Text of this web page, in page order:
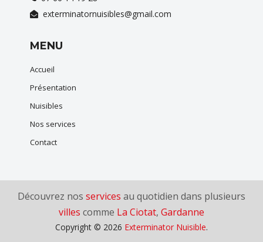
exterminatornuisibles@gmail.com
MENU
Accueil
Présentation
Nuisibles
Nos services
Contact
Découvrez nos services au quotidien dans plusieurs
villes comme La Ciotat, Gardanne
Copyright © 2026 Exterminator Nuisible.